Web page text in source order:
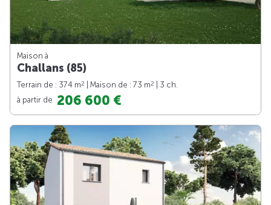
Maison à
Challans (85)
Terrain de : 374 m2 | Maison de : 73 m2
| 3 ch.
à partir de 206 600 €